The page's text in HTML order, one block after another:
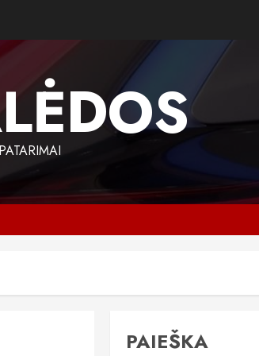
PAIEŠKA